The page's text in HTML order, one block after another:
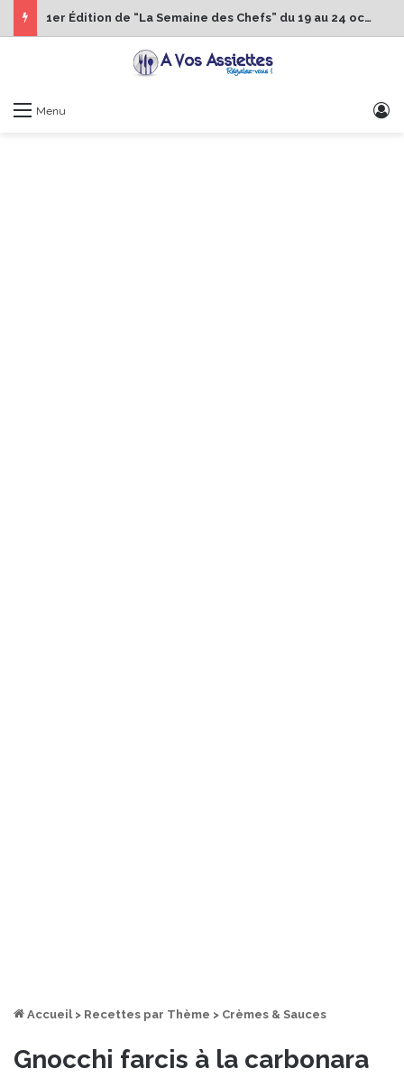
1er Édition de “La Semaine des Chefs” du 19 au 24 octobre 2026
Menu
Accueil > Recettes par Thème > Crèmes & Sauces
Gnocchi farcis à la carbonara